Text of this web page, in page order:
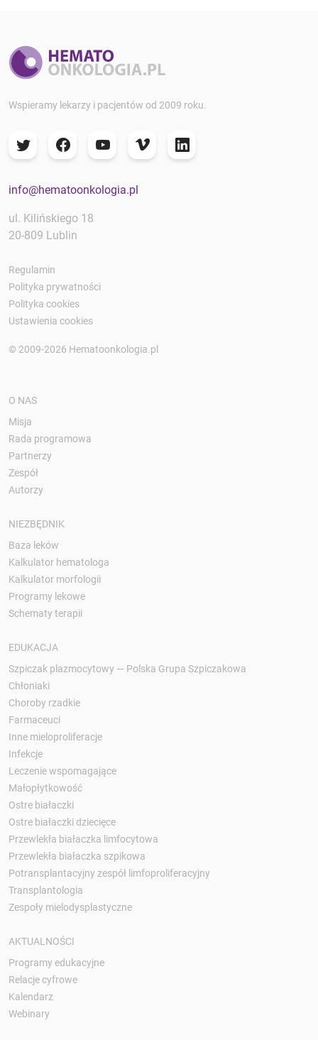
Wspieramy lekarzy i pacjentów od 2009 roku.
info@hematoonkologia.pl
ul. Kilińskiego 18
20-809 Lublin
Regulamin
Polityka prywatności
Polityka cookies
Ustawienia cookies
© 2009-2026 Hematoonkologia.pl
O NAS
Misja
Rada programowa
Partnerzy
Zespół
Autorzy
NIEZBĘDNIK
Baza leków
Kalkulator hematologa
Kalkulator morfologii
Programy lekowe
Schematy terapii
EDUKACJA
Szpiczak plazmocytowy — Polska Grupa Szpiczakowa
Chłoniaki
Choroby rzadkie
Farmaceuci
Inne mieloproliferacje
Infekcje
Leczenie wspomagające
Małopłytkowość
Ostre białaczki
Ostre białaczki dziecięce
Przewlekła białaczka limfocytowa
Przewlekła białaczka szpikowa
Potransplantacyjny zespół limfoproliferacyjny
Transplantologia
Zespoły mielodysplastyczne
AKTUALNOŚCI
Programy edukacyjne
Relacje cyfrowe
Kalendarz
Webinary